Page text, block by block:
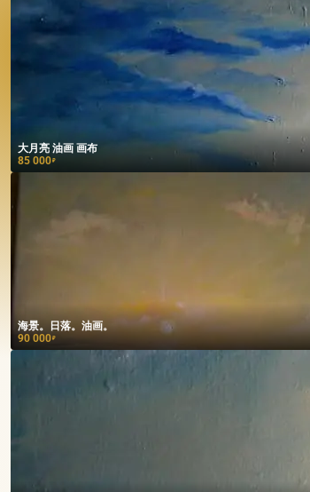
大月亮 油画 画布
85 000₽
海景。日落。油画。
90 000₽